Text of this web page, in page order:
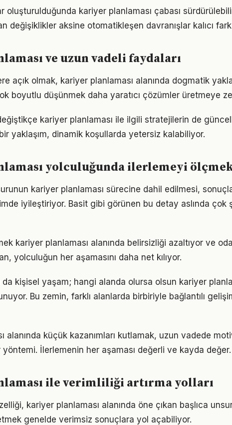
oluşturulduğunda kariyer planlaması çabası
değişiklikler aksine otomatikleşen davranışlar kalıcı
ve uzun vadeli faydaları
açık olmak, kariyer planlaması alanında dogmatik
boyutlu düşünmek daha yaratıcı çözümler üretmeye
kariyer planlaması ile ilgili stratejilerin de
yaklaşım, dinamik koşullarda yetersiz kalabiliyor.
yolculuğunda ilerlemeyi
kariyer planlaması sürecine dahil edilmesi,
iyileştiriyor. Basit gibi görünen bu detay aslında çok
kariyer planlaması alanında belirsizliği azaltıyor ve
yolculuğun her aşamasını daha net kılıyor.
da kişisel yaşam; hangi alanda olursa olsun kariyer
Bu zemin, farklı alanlarda birbiriyle bağlantılı
alanında küçük kazanımları kutlamak, uzun vadede
yöntemi. İlerlemenin her aşaması değerli ve kayda değer.
ile verimliliği artırma yolları
kariyer planlaması alanında öne çıkan başlıca
genelde verimsiz sonuçlara yol açabiliyor.